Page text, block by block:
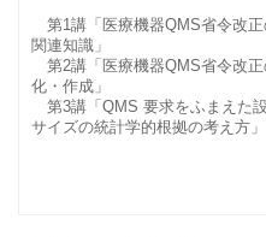
第1講「医療機器QMS省令改
関連知識」
第2講「医療機器QMS省令改
化・作成」
第3講「QMS 要求をふまえた
サイズの統計学的根拠の考え方」